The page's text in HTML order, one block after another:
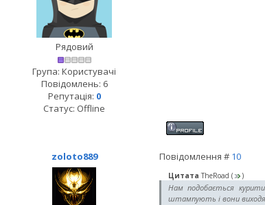
Рядовий
Група: Користувачі
Повідомлень: 6
Репутація: 0
Статус: Offline
zoloto889 Повідомлення # 10
Цитата TheRoad ( )
Нам подобається
штампують і вони